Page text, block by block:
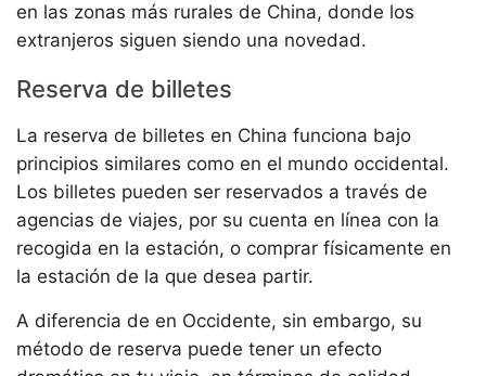
en las zonas más rurales de China, donde los
extranjeros siguen siendo una novedad.
Reserva de billetes
La reserva de billetes en China funciona bajo
principios similares como en el mundo occidental.
Los billetes pueden ser reservados a través de
agencias de viajes, por su cuenta en línea con la
recogida en la estación, o comprar físicamente en
la estación de la que desea partir.
A diferencia de en Occidente, sin embargo, su
método de reserva puede tener un efecto